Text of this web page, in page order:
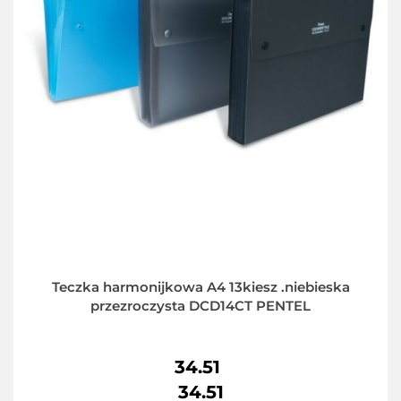
Teczka harmonijkowa A4 13kiesz .niebieska
przezroczysta DCD14CT PENTEL
34.51
34.51